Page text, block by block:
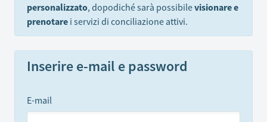
personalizzato, dopodiché sarà possibilevisionare e
prenotare i servizi di conciliazione attivi.
Inserire e-mail e password
E-mail